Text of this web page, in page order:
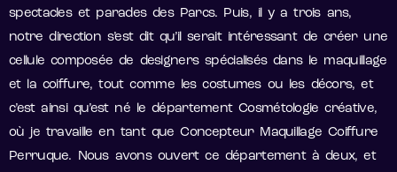
spectacles et parades des Parcs. Puis, il y a trois ans,
notre direction s’est dit qu’il serait intéressant de créer une
cellule composée de designers spécialisés dans le maquillage
et la coiffure, tout comme les costumes ou les décors, et
c’est ainsi qu’est né le département Cosmétologie créative,
où je travaille en tant que Concepteur Maquillage Coiffure
Perruque. Nous avons ouvert ce département à deux, et